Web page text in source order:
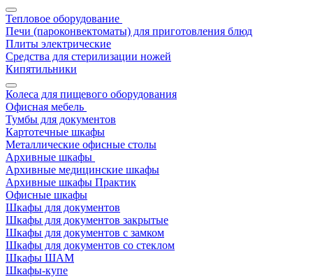
Тепловое оборудование
Печи (пароконвектоматы) для приготовления блюд
Плиты электрические
Средства для стерилизации ножей
Кипятильники
Колеса для пищевого оборудования
Офисная мебель
Тумбы для документов
Картотечные шкафы
Металлические офисные столы
Архивные шкафы
Архивные медицинские шкафы
Архивные шкафы Практик
Офисные шкафы
Шкафы для документов
Шкафы для документов закрытые
Шкафы для документов с замком
Шкафы для документов со стеклом
Шкафы ШАМ
Шкафы-купе